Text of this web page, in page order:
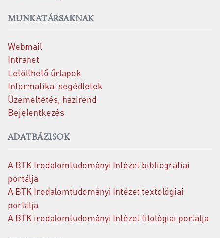
MUNKATÁRSAKNAK
Webmail
Intranet
Letölthető űrlapok
Informatikai segédletek
Üzemeltetés, házirend
Bejelentkezés
ADATBÁZISOK
A BTK Irodalomtudományi Intézet bibliográfiai
portálja
A BTK Irodalomtudományi Intézet textológiai
portálja
A BTK irodalomtudományi Intézet filológiai portálja